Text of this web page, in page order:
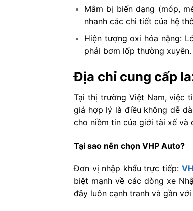
Mâm bị biến dạng (móp,
nhanh các chi tiết của hệ
Hiện tượng oxi hóa nặng:
phải bơm lốp thường xuyên.
Địa chỉ cung cấp
Tại thị trường Việt Nam, việc
giá hợp lý là điều không dễ
cho niềm tin của giới tài xế và
Tại sao nên chọn VHP Auto?
Đơn vị nhập khẩu trực tiếp:
biệt mạnh về các dòng xe
đây luôn cạnh tranh và gần